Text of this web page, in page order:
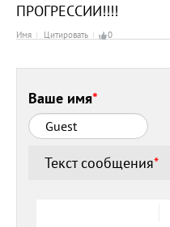
ПРОГРЕССИИ!!!!
Имя Цитировать 0
Ваше имя*
Текст сообщения*